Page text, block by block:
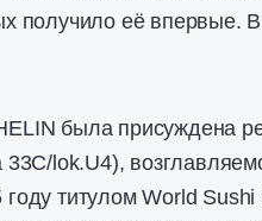
получило её впервые.
была присуждена
33C/lok.U4),
титулом World